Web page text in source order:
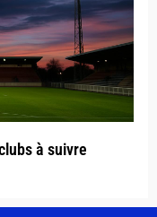
à suivre